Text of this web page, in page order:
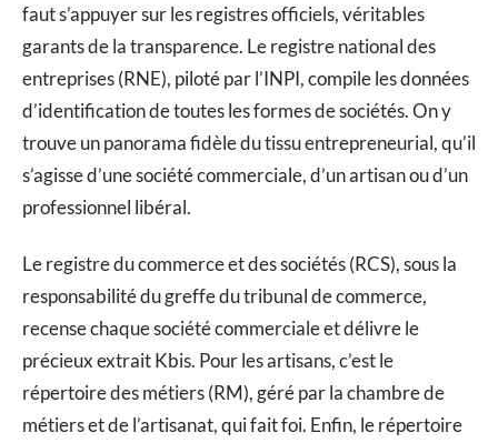
faut s’appuyer sur les registres officiels, véritables
garants de la transparence. Le registre national des
entreprises (RNE), piloté par l’INPI, compile les données
d’identification de toutes les formes de sociétés. On y
trouve un panorama fidèle du tissu entrepreneurial, qu’il
s’agisse d’une société commerciale, d’un artisan ou d’un
professionnel libéral.
Le registre du commerce et des sociétés (RCS), sous la
responsabilité du greffe du tribunal de commerce,
recense chaque société commerciale et délivre le
précieux extrait Kbis. Pour les artisans, c’est le
répertoire des métiers (RM), géré par la chambre de
métiers et de l’artisanat, qui fait foi. Enfin, le répertoire